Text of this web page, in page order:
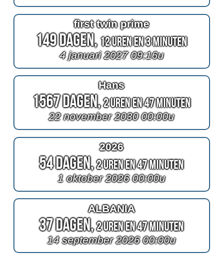
first twin prime
149 Dagen,12 Uren en 3 Minuten
4 januari 2027 09:16u
Hans
1567 Dagen,2 Uren en 47 Minuten
22 november 2030 00:00u
2026
54 Dagen,2 Uren en 47 Minuten
1 oktober 2026 00:00u
ALBANIA
37 Dagen,2 Uren en 47 Minuten
14 september 2026 00:00u